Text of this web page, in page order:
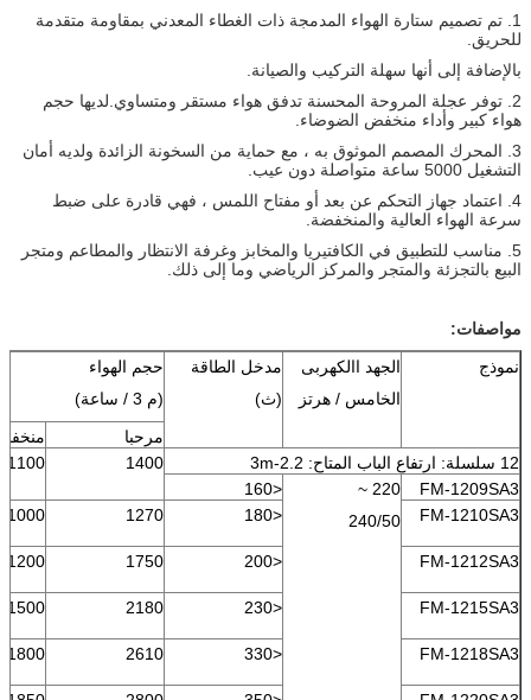
1. تم تصميم ستارة الهواء المدمجة ذات الغطاء المعدني بمقاومة متقدمة
للحريق.
بالإضافة إلى أنها سهلة التركيب والصيانة.
2. توفر عجلة المروحة المحسنة تدفق هواء مستقر ومتساوي.لديها حجم
هواء كبير وأداء منخفض الضوضاء.
3. المحرك المصمم الموثوق به ، مع حماية من السخونة الزائدة ولديه أمان
التشغيل 5000 ساعة متواصلة دون عيب.
4. اعتماد جهاز التحكم عن بعد أو مفتاح اللمس ، فهي قادرة على ضبط
سرعة الهواء العالية والمنخفضة.
5. مناسب للتطبيق في الكافتيريا والمخابز وغرفة الانتظار والمطاعم ومتجر
البيع بالتجزئة والمتجر والمركز الرياضي وما إلى ذلك.
مواصفات:
نموذج
الجهد االكهربى
الخامس / هرتز
مدخل الطاقة
(ث)
حجم الهواء
(م 3 / ساعة)
مرحبا
12 سلسلة: ارتفاع الباب المتاح: 2.2-3m
1400
1100
FM-1209SA3
220 ~
240/50
<160
FM-1210SA3
<180
1270
1000
FM-1212SA3
<200
1750
1200
FM-1215SA3
<230
2180
1500
FM-1218SA3
<330
2610
1800